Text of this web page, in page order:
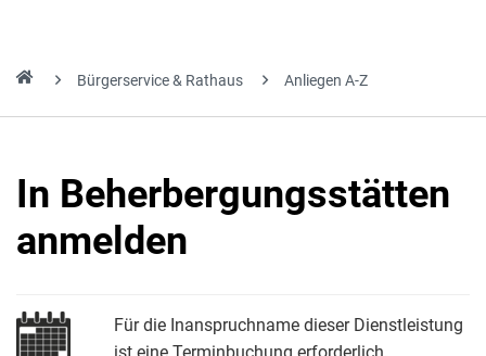
Bürgerservice & Rathaus Anliegen A-Z
In Beherbergungsstätten
anmelden
Für die Inanspruchname dieser Dienstleistung